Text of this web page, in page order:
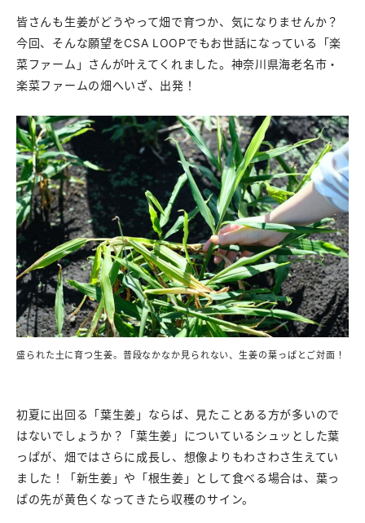
皆さんも生姜がどうやって畑で育つか、気になりませんか？
今回、そんな願望をCSA LOOPでもお世話になっている「楽
菜ファーム」さんが叶えてくれました。神奈川県海老名市・
楽菜ファームの畑へいざ、出発！
盛られた土に育つ生姜。普段なかなか見られない、生姜の葉っぱとご対面！
初夏に出回る「葉生姜」ならば、見たことある方が多いので
はないでしょうか？「葉生姜」についているシュッとした葉
っぱが、畑ではさらに成長し、想像よりもわさわさ生えてい
ました！「新生姜」や「根生姜」として食べる場合は、葉っ
ぱの先が黄色くなってきたら収穫のサイン。